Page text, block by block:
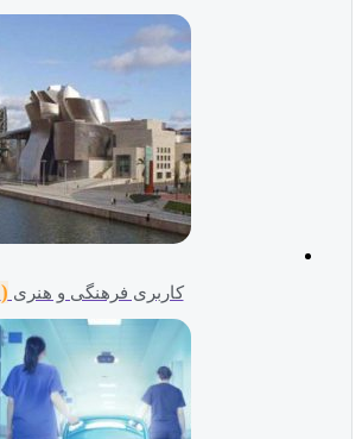
کاربری فرهنگی و هنری (131)